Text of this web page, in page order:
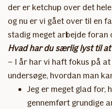
der er ketchup over det
og nu er vi gået over til en
stadig meget arbejde foran
Hvad har du særlig lyst til
– I år har vi haft fokus på
undersøge, hvordan man
Jeg er meget glad for,
gennemført grundige